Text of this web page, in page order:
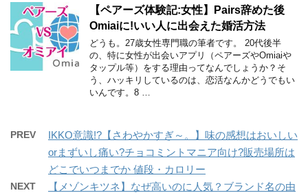
【ペアーズ体験記:女性】Pairs辞めた後
Omiaiに!いい人に出会えた婚活方法
どうも。27歳女性専門職の筆者です。 20代後半
の、特に女性が出会いアプリ（ペアーズやOmiaiや
タップル等）をする理由ってなんでしょうか？そ
う、ハッキリしているのは、恋活なんかどうでもい
いんです。8 …
PREV
IKKO意識!?【さわやかすぎ～。】味の感想はおいしい
orまずいし痛い?チョコミントマニア向け?販売場所は
どこでいつまでか 値段・カロリー
NEXT
【メゾンキツネ】なぜ高いのに人気？ブランド名の由